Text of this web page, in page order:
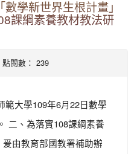
學新世界生根計畫」
課綱素養教材教法研
點閱數： 239
範大學109年6月22日數學
二、為落實108課綱素養
由教育部國教署補助辦